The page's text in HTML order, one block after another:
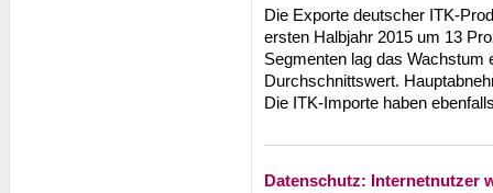
Die Exporte deutscher ITK-
ersten Halbjahr 2015 um 13
Segmenten lag das Wachstum
Durchschnittswert.
Die ITK-Importe haben
Datenschutz: Internetnutzer